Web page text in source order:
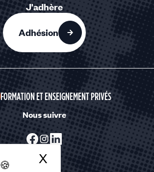
X Masquer le
J'adhère
Adhésion
FORMATION ET ENSEIGNEMENT PRIVÉS
Nous suivre